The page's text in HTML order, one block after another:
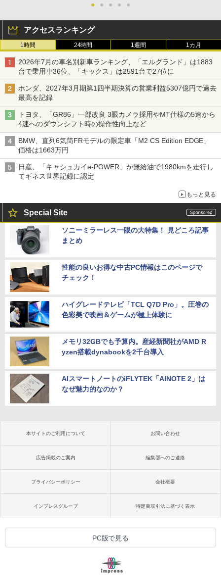
● ● ● ● ●
アクセスランキング
1時間 24時間 1週間 1カ月
2026年7月の車名別新車ランキング、「エルグランド」は1883
台で乗用車36位、「キックス」は2591台で27位に
ホンダ、2027年3月期第1四半期決算の営業利益5307億円で過去
最高を記録
トヨタ、「GR86」一部改良 3眼カメラ採用やMT仕様の5速から
4速へのダウンシフト時の操作性向上など
BMW、直列6気筒FRモデルの限定車「M2 CS Edition EDGE」
価格は1663万円
日産、「キャシュカイe-POWER」が無給油で1980kmを走行し
てギネス世界記録に認定
もっと見る
Special Site
ソニーミラーレス一眼の大特集！ 見どころ記事
まとめ
性能の良いお得な中古PC情報はこのページで
チェック！
ハイグレードテレビ「TCL Q7D Pro」。圧巻の
色彩美で映画＆ゲームが極上体験に
メモリ32GBでも予算内。産経新聞社がAMD R
yzen搭載dynabookを2千台導入
AIスマートノートのiFLYTEK「AINOTE 2」は
なぜ魅力的なのか？
本サイトのご利用について お問い合わせ
広告掲載のご案内 編集部へのご連絡
プライバシーポリシー 会社概要
インプレスグループ 特定商取引法に基づく表示
PC版で見る